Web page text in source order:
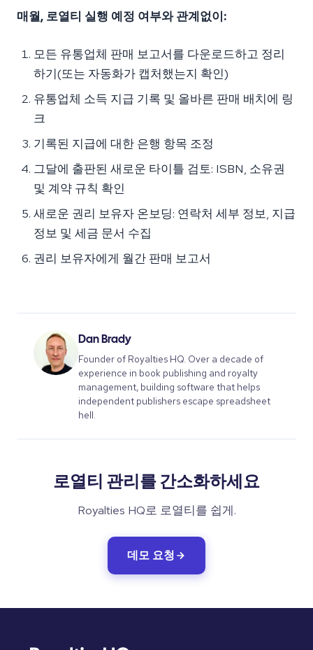
매월, 로열티 실행 예정 여부와 관계없이:
모든 유통업체 판매 보고서를 다운로드하고 정리
하기(또는 자동화가 캡처했는지 확인)
유통업체 소득 지급 기록 및 올바른 판매 배치에 링
크
기록된 지급에 대한 은행 항목 조정
그달에 출판된 새로운 타이틀 검토: ISBN, 소유권
및 계약 규칙 확인
새로운 권리 보유자 온보딩: 연락처 세부 정보, 지급
정보 및 세금 문서 수집
권리 보유자에게 월간 판매 보고서
Dan Brady
Founder of Royalties HQ. Over a decade of
experience in book publishing and royalty
management, building software that helps
independent publishers escape spreadsheet
hell.
로열티 관리를 간소화하세요
Royalties HQ로 로열티를 쉽게.
데모 요청